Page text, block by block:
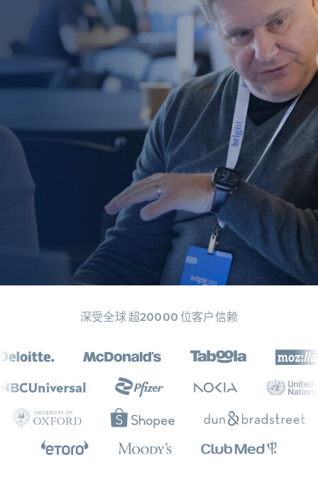
深受全球 超20000 位客户信赖